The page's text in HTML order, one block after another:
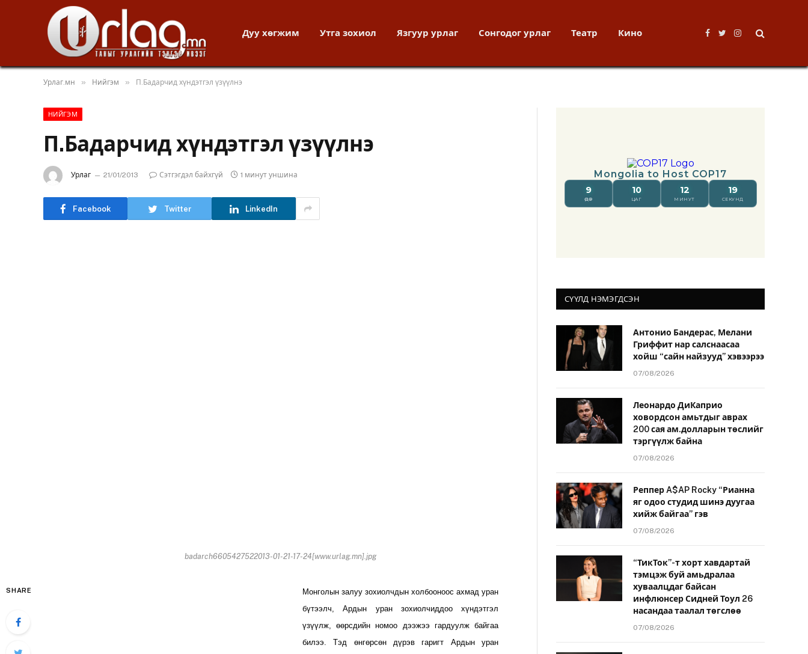
Дуу хөгжим Утга зохиол Язгуур урлаг Сонгодог урлаг Театр Кино
Facebook
TwitterInstagram
Урлаг.мн » Нийгэм » П.Бадарчид хүндэтгэл үзүүлнэ
НИЙГЭМ
П.Бадарчид хүндэтгэл үзүүлнэ
Урлаг 21/01/2013 Сэтгэгдэл байхгүй 1 минут уншина
Facebook Twitter LinkedIn
badarch6605427522013-01-21-17-24[www.urlag.mn].jpg
SHARE
Монголын залуу зохиолчдын холбооноос ахмад уран
бүтээлч, Ардын уран зохиолчиддоо хүндэтгэл
үзүүлж, өөрсдийн номоо дээжээ гардуулж байгаа
билээ. Тэд өнгөрсөн дүрэв гаригт Ардын уран
СҮҮЛД НЭМЭГДСЭН
Антонио Бандерас, Мелани
Гриффит нар салснаасаа
хойш “сайн найзууд” хэвээрээ
07/08/2026
Леонардо ДиКаприо
ховордсон амьтдыг аврах
200 сая ам.долларын төслийг
тэргүүлж байна
07/08/2026
Реппер A$AP Rocky “Рианна
яг одоо студид шинэ дуугаа
хийж байгаа” гэв
07/08/2026
“ТикТок”-т хорт хавдартай
тэмцэж буй амьдралаа
хуваалцдаг байсан
инфлюнсер Сидней Тоул 26
насандаа таалал төгслөө
07/08/2026